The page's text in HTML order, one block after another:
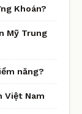
Khoán?
Mỹ Trung
năng?
Việt Nam